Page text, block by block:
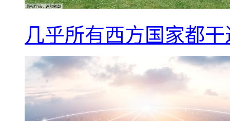
几乎所有西方国家都